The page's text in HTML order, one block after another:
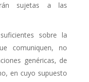
sujetas a las
sobre la
comuniquen, no
genéricas, de
en cuyo supuesto